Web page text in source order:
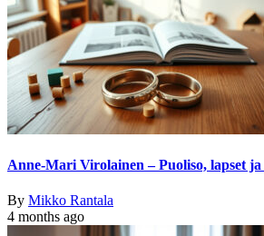
Anne-Mari Virolainen – Puoliso, lapset ja
By Mikko Rantala
4 months ago